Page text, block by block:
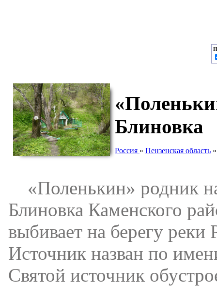
Блиновка
Россия » Пензенская область
«Поленькин» родник
Блиновка Каменского
выбивает на берегу
Источник назван по
Святой источник